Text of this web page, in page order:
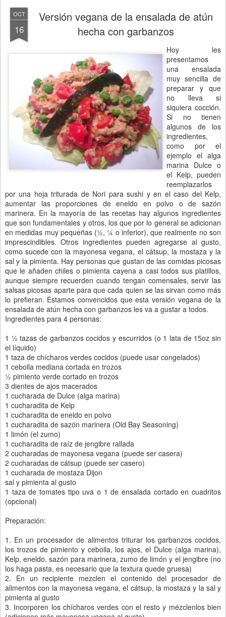
OCT
16
Versión vegana de la ensalada de atún
hecha con garbanzos
Hoy les
presentamos
una ensalada
muy sencilla de
preparar y que
no lleva si
siquiera cocción.
Si no tienen
algunos de los
ingredientes,
como por el
ejemplo el alga
marina Dulce o
el Kelp, pueden
reemplazarlos
por una hoja triturada de Nori para sushi y en el caso del Kelp,
aumentar las proporciones de eneldo en polvo o de sazón
marinera. En la mayoría de las recetas hay algunos ingredientes
que son fundamentales y otros, los que por lo general se adicionan
en medidas muy pequeñas (½, ¼ o inferior), que realmente no son
imprescindibles. Otros ingredientes pueden agregarse al gusto,
como sucede con la mayonesa vegana, el cátsup, la mostaza y la
sal y la pimienta. Hay personas que gustan de las comidas picosas
que le añaden chiles o pimienta cayena a casi todos sus platillos,
aunque siempre recuerden cuando tengan comensales, servir las
salsas picosas aparte para que cada quien se las sirvan como más
lo prefieran. Estamos convencidos que esta versión vegana de la
ensalada de atún hecha con garbanzos les va a gustar a todos.
Ingredientes para 4 personas:
1 ½ tazas de garbanzos cocidos y escurridos (o 1 lata de 15oz sin
el líquido)
1 taza de chícharos verdes cocidos (puede usar congelados)
1 cebolla mediana cortada en trozos
½ pimiento verde cortado en trozos
3 dientes de ajos macerados
1 cucharada de Dulce (alga marina)
1 cucharadita de Kelp
1 cucharadita de eneldo en polvo
1 cucharadita de sazón marinera (Old Bay Seasoning)
1 limón (el zumo)
1 cucharadita de raíz de jengibre rallada
2 cucharadas de mayonesa vegana (puede ser casera)
2 cucharadas de cátsup (puede ser casero)
1 cucharada de mostaza Dijon
sal y pimienta al gusto
1 taza de tomates tipo uva o 1 de ensalada cortado en cuadritos
(opcional)
Preparación:
1. En un procesador de alimentos triturar los garbanzos cocidos,
los trozos de pimiento y cebolla, los ajos, el Dulce (alga marina),
Kelp, eneldo, sazón para marinera, zumo de limón y el jengibre (no
los haga pasta, es necesario que la textura quede gruesa)
2. En un recipiente mezclen el contenido del procesador de
alimentos con la mayonesa vegana, el cátsup, la mostaza y la sal y
pimienta al gusto
3. Incorporen los chícharos verdes con el resto y mézclenlos bien